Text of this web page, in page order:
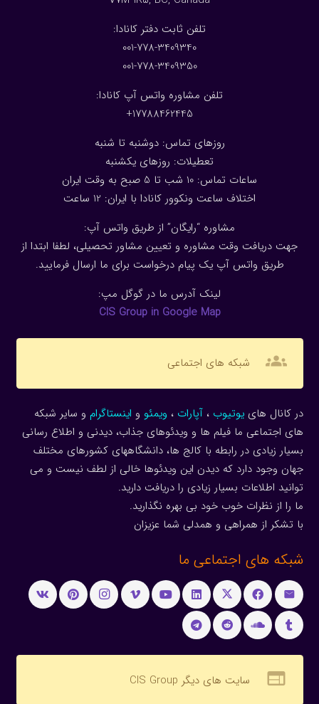
:تلفن ثابت دفتر کانادا
001-778-3409340
001-778-3409350
تلفن مشاوره واتس آپ کانادا:
17788462445+
روزهای تماس: دوشنبه تا شنبه
تعطیلات: روزهای یکشنبه
ساعات تماس: 10 شب تا 5 صبح به وقت ایران
اختلاف ساعت ونکوور کانادا با ایران: 1 2 ساعت
مشاوره “رایگان” از طریق واتس آپ:
جهت دریافت وقت مشاوره و تعیین مشاور تحصیلی، لطفا ابتدا از
طریق واتس آپ یک پیام درخواست برای ما ارسال فرمایید.
لینک آدرس ما در گوگل مپ:
CIS Group in Google Map
groups شبکه های اجتماعی
در کانال هاییوتیوب ، آپارات ، ویمئو و اینستاگرام و سایر شبکه
های اجتماعی ما فیلم ها و ویدئوهای جذاب، دیدنی و اطلاع رسانی
بسیار زیادی در رابطه با کالج ها، دانشگاههای کشورهای مختلف
جهان وجود دارد که دیدن این ویدئوها خالی از لطف نیست و می
توانید اطلاعات بسیار زیادی را دریافت دارید.
ما را از نظرات خوب خود بی بهره نگذارید.
با تشکر از همراهی و همدلی شما عزیزان
شبکه های اجتماعی ما
web سایت های دیگر CIS Group